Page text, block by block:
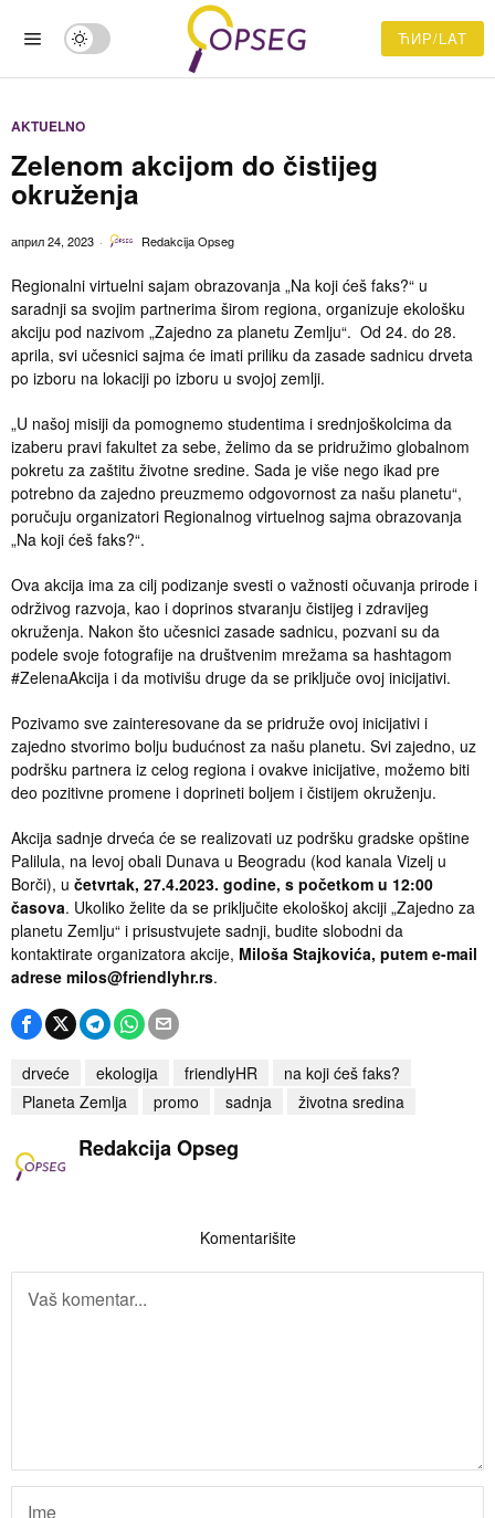
ЋИР/LAT
AKTUELNO
Zelenom akcijom do čistijeg
okruženja
април 24, 2023 Redakcija Opseg
Regionalni virtuelni sajam obrazovanja „Na koji ćeš faks?“ u
saradnji sa svojim partnerima širom regiona, organizuje ekološku
akciju pod nazivom „Zajedno za planetu Zemlju“. Od 24. do 28.
aprila, svi učesnici sajma će imati priliku da zasade sadnicu drveta
po izboru na lokaciji po izboru u svojoj zemlji.
„U našoj misiji da pomognemo studentima i srednjoškolcima da
izaberu pravi fakultet za sebe, želimo da se pridružimo globalnom
pokretu za zaštitu životne sredine. Sada je više nego ikad pre
potrebno da zajedno preuzmemo odgovornost za našu planetu“,
poručuju organizatori Regionalnog virtuelnog sajma obrazovanja
„Na koji ćeš faks?“.
Ova akcija ima za cilj podizanje svesti o važnosti očuvanja prirode i
održivog razvoja, kao i doprinos stvaranju čistijeg i zdravijeg
okruženja. Nakon što učesnici zasade sadnicu, pozvani su da
podele svoje fotografije na društvenim mrežama sa hashtagom
#ZelenaAkcija i da motivišu druge da se priključe ovoj inicijativi.
Pozivamo sve zainteresovane da se pridruže ovoj inicijativi i
zajedno stvorimo bolju budućnost za našu planetu. Svi zajedno, uz
podršku partnera iz celog regiona i ovakve inicijative, možemo biti
deo pozitivne promene i doprineti boljem i čistijem okruženju.
Akcija sadnje drveća će se realizovati uz podršku gradske opštine
Palilula, na levoj obali Dunava u Beogradu (kod kanala Vizelj u
Borči), u četvrtak, 27.4.2023. godine, s početkom u 12:00
časova. Ukoliko želite da se priključite ekološkoj akciji „Zajedno za
planetu Zemlju“ i prisustvujete sadnji, budite slobodni da
kontaktirate organizatora akcije, Miloša Stajkovića, putem e-mail
adrese milos@friendlyhr.rs.
drveće ekologija friendlyHR
na koji ćeš faks?
Planeta Zemlja
promo sadnja životna sredina
Redakcija Opseg
Komentarišite